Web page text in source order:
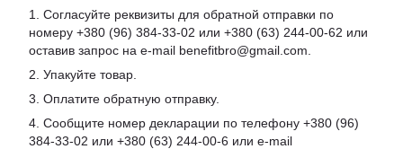
1. Согласуйте реквизиты для обратной отправки по
номеру +380 (96) 384-33-02 или +380 (63) 244-00-62 или
оставив запрос на e-mail benefitbro@gmail.com.
2. Упакуйте товар.
3. Оплатите обратную отправку.
4. Сообщите номер декларации по телефону +380 (96)
384-33-02 или +380 (63) 244-00-6 или e-mail